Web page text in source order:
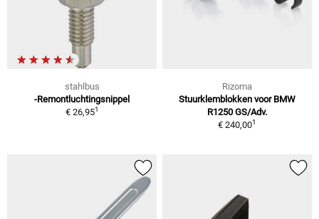
stahlbus
-Remontluchtingsnippel
€ 26,951
Rizoma
Stuurklemblokken voor BMW
R1250 GS/Adv.
€ 240,001